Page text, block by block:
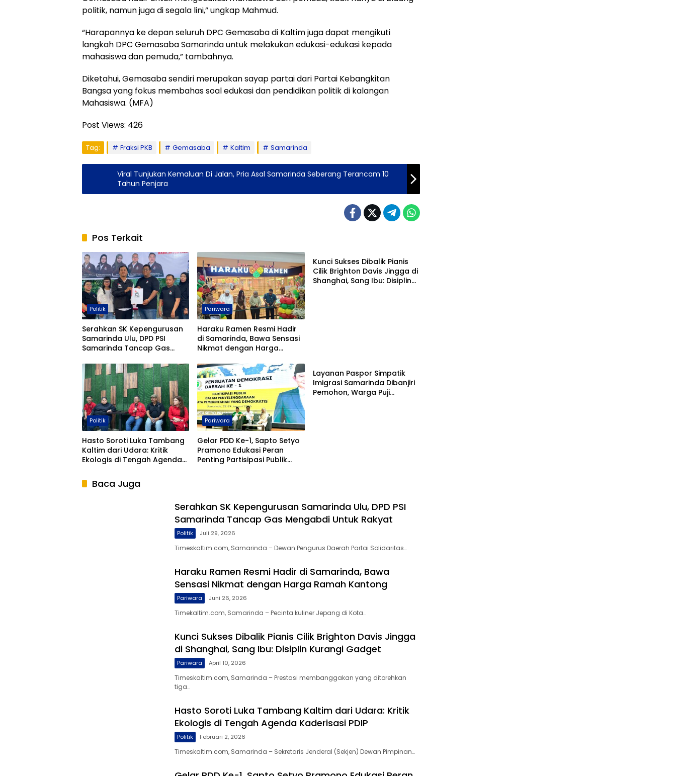
politik, namun juga di segala lini,” ungkap Mahmud.
“Harapannya ke depan seluruh DPC Gemasaba di Kaltim juga dapat mengikuti
langkah DPC Gemasaba Samarinda untuk melakukan edukasi-edukasi kepada
mahasiswa dan pemuda,” tambahnya.
Diketahui, Gemasaba sendiri merupakan sayap partai dari Partai Kebangkitan
Bangsa yang fokus membahas soal edukasi dan pendidikan politik di kalangan
Mahasiswa. (MFA)
Post Views: 426
Tag: Fraksi PKB Gemasaba Kaltim Samarinda
Viral Tunjukan Kemaluan Di Jalan, Pria Asal Samarinda Seberang Terancam 10
Tahun Penjara
Pos Terkait
Politik
Serahkan SK Kepengurusan
Samarinda Ulu, DPD PSI
Samarinda Tancap Gas
Pariwara
Haraku Ramen Resmi Hadir
di Samarinda, Bawa Sensasi
Nikmat dengan Harga
Kunci Sukses Dibalik Pianis
Cilik Brighton Davis Jingga di
Shanghai, Sang Ibu: Disiplin
Politik
Hasto Soroti Luka Tambang
Kaltim dari Udara: Kritik
Ekologis di Tengah Agenda
Pariwara
Gelar PDD Ke-1, Sapto Setyo
Pramono Edukasi Peran
Penting Partisipasi Publik
Layanan Paspor Simpatik
Imigrasi Samarinda Dibanjiri
Pemohon, Warga Puji
Baca Juga
Serahkan SK Kepengurusan Samarinda Ulu, DPD PSI
Samarinda Tancap Gas Mengabdi Untuk Rakyat
Politik Juli 29, 2026
Timeskaltim.com, Samarinda – Dewan Pengurus Daerah Partai Solidaritas…
Haraku Ramen Resmi Hadir di Samarinda, Bawa
Sensasi Nikmat dengan Harga Ramah Kantong
Pariwara Juni 26, 2026
Timekaltim.com, Samarinda – Pecinta kuliner Jepang di Kota…
Kunci Sukses Dibalik Pianis Cilik Brighton Davis Jingga
di Shanghai, Sang Ibu: Disiplin Kurangi Gadget
Pariwara April 10, 2026
Timeskaltim.com, Samarinda – Prestasi membanggakan yang ditorehkan
tiga…
Hasto Soroti Luka Tambang Kaltim dari Udara: Kritik
Ekologis di Tengah Agenda Kaderisasi PDIP
Politik Februari 2, 2026
Timeskaltim.com, Samarinda – Sekretaris Jenderal (Sekjen) Dewan Pimpinan…